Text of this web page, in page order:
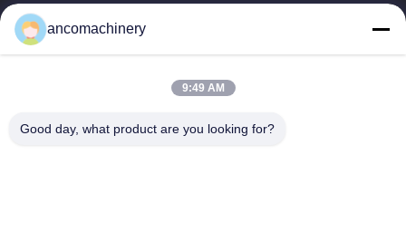
Jiangsu.
Γρήγοροι Σύνδεσμοι
Σχετικά Με Εμάς
Γύρος Εργοστασίων
Ποιοτικός Έλεγχος
ancomachinery
9:49 AM
Good day, what product are you looking for?